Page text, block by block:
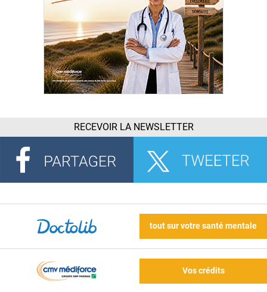
RECEVOIR LA NEWSLETTER
tout sur votre santé mentale
Vos crédits